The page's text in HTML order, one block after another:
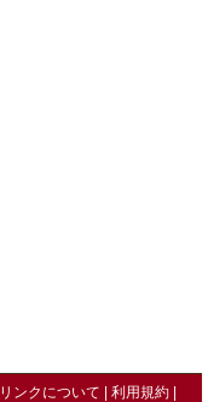
リンクについて 利用規約